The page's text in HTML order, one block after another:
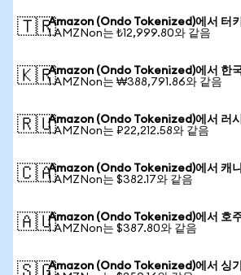
🇹🇷Amazon (Ondo Tokenized)에서 터
1 AMZNon는 ₺12,999.80와 같음
🇰🇷Amazon (Ondo Tokenized)에서 한
1 AMZNon는 ₩388,791.86와 같음
🇷🇺Amazon (Ondo Tokenized)에서 러
1 AMZNon는 ₽22,212.58와 같음
🇨🇦Amazon (Ondo Tokenized)에서 캐
1 AMZNon는 $382.17와 같음
🇦🇺Amazon (Ondo Tokenized)에서 호
1 AMZNon는 $387.80와 같음
Amazon (Ondo Tokenized)에서 싱